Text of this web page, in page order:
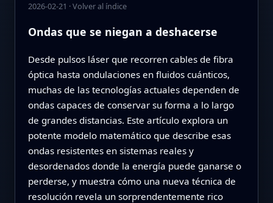
2026-02-21 ·Volver al índice
Ondas que se niegan a deshacerse
Desde pulsos láser que recorren cables de fibra
óptica hasta ondulaciones en fluidos cuánticos,
muchas de las tecnologías actuales dependen de
ondas capaces de conservar su forma a lo largo
de grandes distancias. Este artículo explora un
potente modelo matemático que describe esas
ondas resistentes en sistemas reales y
desordenados donde la energía puede ganarse o
perderse, y muestra cómo una nueva técnica de
resolución revela un sorprendentemente rico